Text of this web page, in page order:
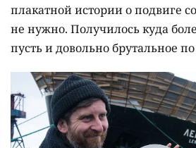
плакатной истории о подвиге
не нужно. Получилось куда
пусть и довольно брутальное